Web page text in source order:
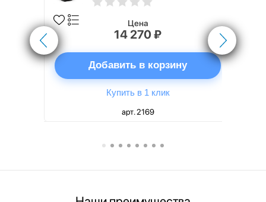
Цена
14 270 ₽
Добавить в корзину
Купить в 1 клик
арт. 2169